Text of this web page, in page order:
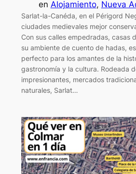
en Alojamiento, Nueva
Sarlat-la-Canéda, en el Périgord
ciudades medievales mejor
Con sus calles empedradas, casas
su ambiente de cuento de hadas,
perfecto para los amantes de la
gastronomía y la cultura. Rodeada
impresionantes, mercados
naturales, Sarlat…